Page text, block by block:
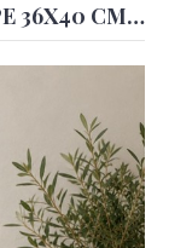
GEANTA DE PLAJA OCEAN ESCAPE 36X40 CM, CLAYRE & EEF